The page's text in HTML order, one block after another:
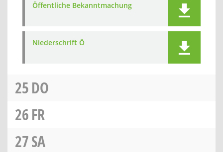
Öffentliche Bekanntmachung
Niederschrift Ö
25DO
26FR
27SA